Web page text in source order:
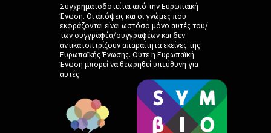
Συγχρηματοδοτείται από την Ευρωπαϊκή
Ένωση. Οι απόψεις και οι γνώμες που
εκφράζονται είναι ωστόσο μόνο αυτές του/
των συγγραφέα/συγγραφέων και δεν
αντικατοπτρίζουν απαραίτητα εκείνες της
Ευρωπαϊκής Ένωσης. Ούτε η Ευρωπαϊκή
Ένωση μπορεί να θεωρηθεί υπεύθυνη για
αυτές.